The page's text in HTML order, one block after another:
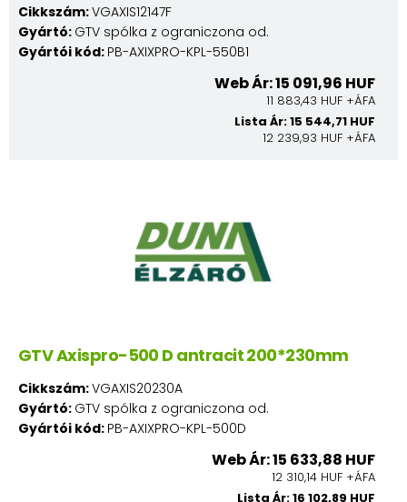
Cikkszám:VGAXIS12147F
Gyártó: GTV spólka z ograniczona od.
Gyártói kód: PB-AXIXPRO-KPL-550B1
Web Ár: 15 091,96 HUF
11 883,43 HUF +ÁFA
Lista Ár: 15 544,71 HUF
12 239,93 HUF +ÁFA
GTV Axispro-500 D antracit 200*230mm
Cikkszám:VGAXIS20230A
Gyártó: GTV spólka z ograniczona od.
Gyártói kód: PB-AXIXPRO-KPL-500D
Web Ár: 15 633,88 HUF
12 310,14 HUF +ÁFA
Lista Ár: 16 102,89 HUF